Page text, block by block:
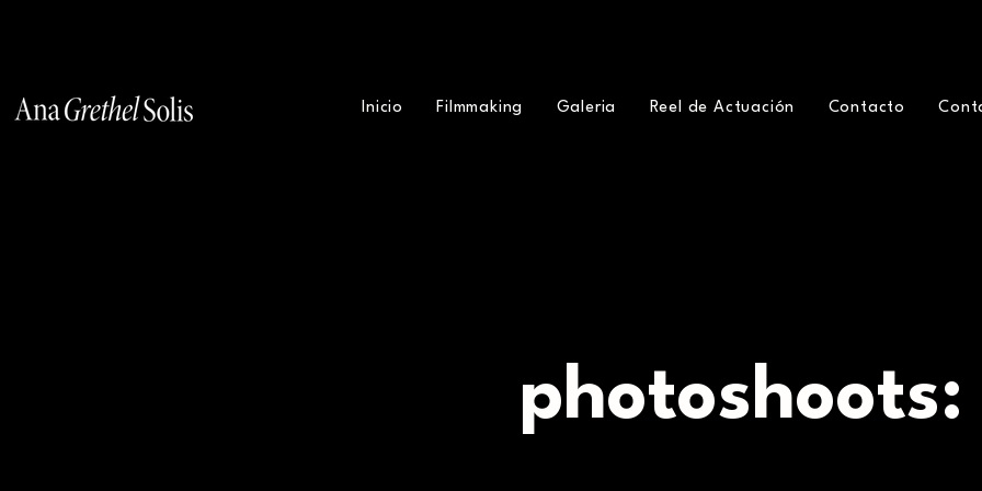
Inicio Filmmaking Galeria Reel de Actuación Contacto
photoshoots: